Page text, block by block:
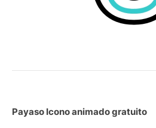
Payaso Icono animado gratuito